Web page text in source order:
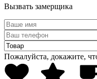
Вызвать замерщика
Пожалуйста, докажите,